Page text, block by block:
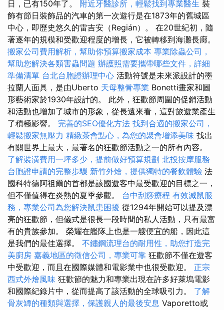
日，已有150年了。 附近牙醫診所，輕鬆找到專業醫生 裝
飾有節日裝飾品的汽車的第一次遊行是在1873年的舊城區
中心，即歷史悠久的雷吉安（Regián）。 在20世紀初，隨
著逐年的規模和受歡迎程度的增長，它被轉移到海灘長廊。
搬家公司費用解析，幫助你預算搬家成本 專業除蟲公司，
幫助您解決各類害蟲問題 辦護照需要攜帶哪些文件，詳細
準備清單 台北台胞證辦理中心 活動符號是未來派設計的墨
拉蘭人面具，是由Uberto 天母整骨專業 Bonetti畫家和圖
形藝術家於1930年設計的。 此外，狂歡節周圍的促銷活動
和活動也增加了城市的形象，從長遠來看，這對旅遊業產生
了積極影響。 完善的SEO優化方法 找到合適的搬家公司，
輕鬆搬家無壓力 精緻茶會點心，為您的聚會增添美味 找出
有關世界上最大，最著名的狂歡節活動之一的所有內容。
了解裝潢費用一坪多少，提前做好預算規劃 北投按摩服務
台胞證申請的完整步驟 新竹外燴，提供獨特的餐飲體驗 法
國科特德阿祖爾的首都是該國遊客中最受歡迎的目標之一，
但不僅值得在炎熱的夏季參觀。 台中刮痧療程 有效滅鼠服
務，專業公司為您解決鼠患困擾 從1294年開始可以提及漂
亮的狂歡節，但儀式是很長一段時間的私人活動，只有最富
有的貴族參加。 榮耀在艦隊上也是一艘便宜的船，因此這
是我們的最佳選擇。 不鏽鋼流理台的耐用性，助您打造完
美廚房 嘉義地區的徵信公司，專業可靠 狂歡節不僅在遊客
中受歡迎，而且在國際媒體和電影業中也很受歡迎。 正宗
西式外燴風味 狂歡節的魅力和專業出現在許多好萊塢電影
和國際紀錄片中，從而提高了該活動的全球吸引力。 了解
骨灰罈的種類與選擇，保護親人的最後安息 Vaporetto或